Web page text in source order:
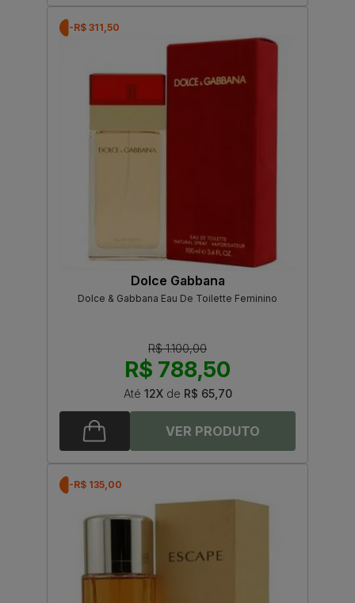
-R$ 311,50
Dolce Gabbana
Dolce & Gabbana Eau De Toilette Feminino
R$ 1.100,00
R$ 788,50
Até 12Xde R$ 65,70
-R$ 135,00